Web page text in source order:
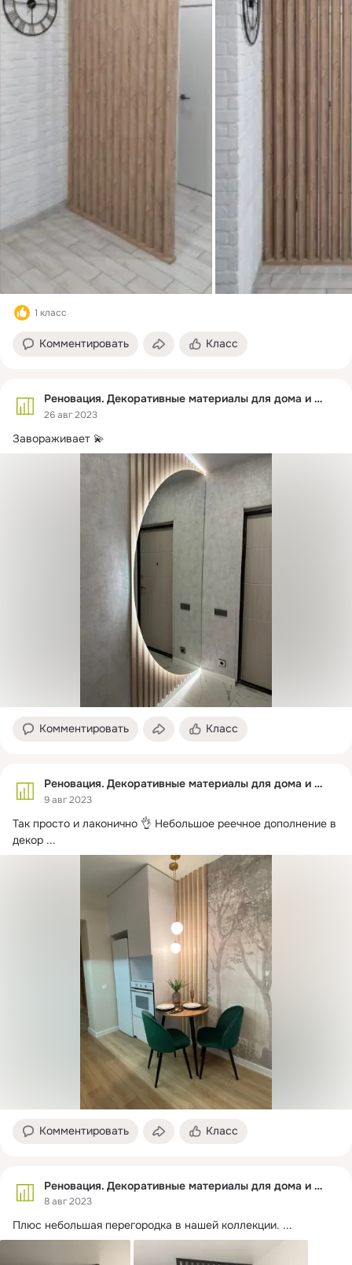
1 класс
Комментировать Класс
Реновация. Декоративные материалы для дома и офиса
26 авг 2023
Завораживает 💫
Комментировать Класс
Реновация. Декоративные материалы для дома и офиса
9 авг 2023
Так просто и лаконично 👌 Небольшое реечное дополнение в
декор ...
Комментировать Класс
Реновация. Декоративные материалы для дома и офиса
8 авг 2023
Плюс небольшая перегородка в нашей коллекции. ...